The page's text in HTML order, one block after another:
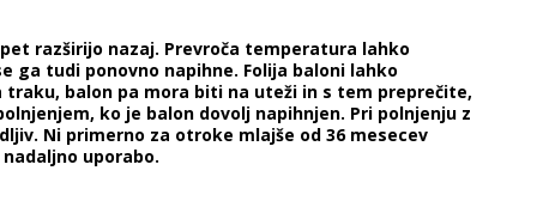
razširijo nazaj. Prevroča temperatura lahko
ga tudi ponovno napihne. Folija baloni lahko
balon pa mora biti na uteži in s tem preprečite,
ko je balon dovolj napihnjen. Pri polnjenju z
Ni primerno za otroke mlajše od 36 mesecev
uporabo.